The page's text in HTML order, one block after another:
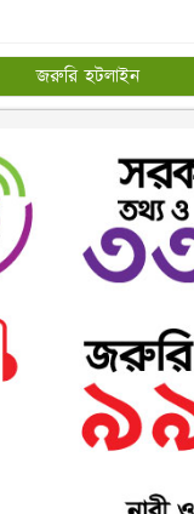
জরুরি হটলাইন